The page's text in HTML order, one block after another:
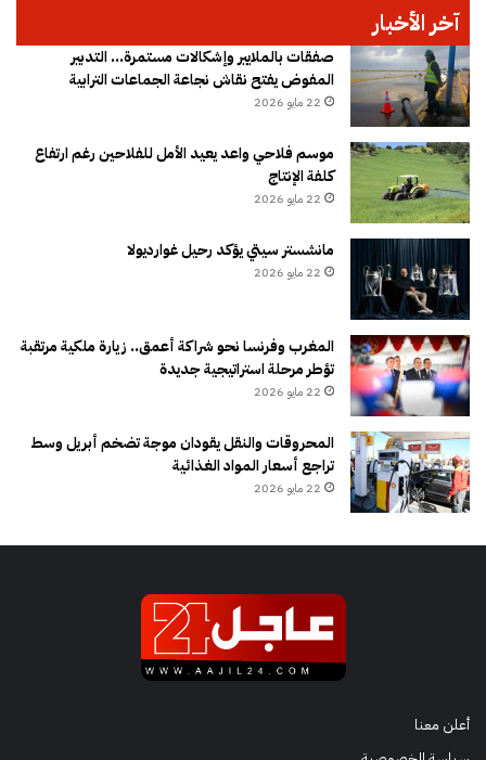
آخر الأخبار
صفقات بالملايير وإشكالات مستمرة… التدبير
المفوض يفتح نقاش نجاعة الجماعات الترابية
22 مايو 2026
موسم فلاحي واعد يعيد الأمل للفلاحين رغم ارتفاع
كلفة الإنتاج
22 مايو 2026
مانشستر سيتي يؤكد رحيل غوارديولا
22 مايو 2026
المغرب وفرنسا نحو شراكة أعمق.. زيارة ملكية مرتقبة
تؤطر مرحلة استراتيجية جديدة
22 مايو 2026
المحروقات والنقل يقودان موجة تضخم أبريل وسط
تراجع أسعار المواد الغذائية
22 مايو 2026
أعلن معنا